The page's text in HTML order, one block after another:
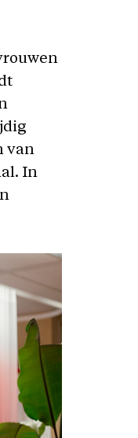
van
In